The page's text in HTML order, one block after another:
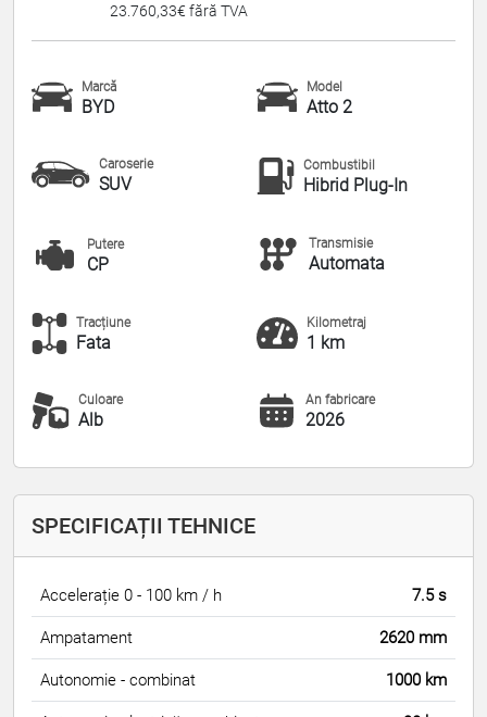
23.760,33€ fără TVA
Marcă
BYD
Model
Atto 2
Caroserie
SUV
Combustibil
Hibrid Plug-In
Putere
CP
Transmisie
Automata
Tracțiune
Fata
Kilometraj
1 km
Culoare
Alb
An fabricare
2026
SPECIFICAȚII TEHNICE
Accelerație 0 - 100 km / h 7.5 s
Ampatament 2620 mm
Autonomie - combinat 1000 km